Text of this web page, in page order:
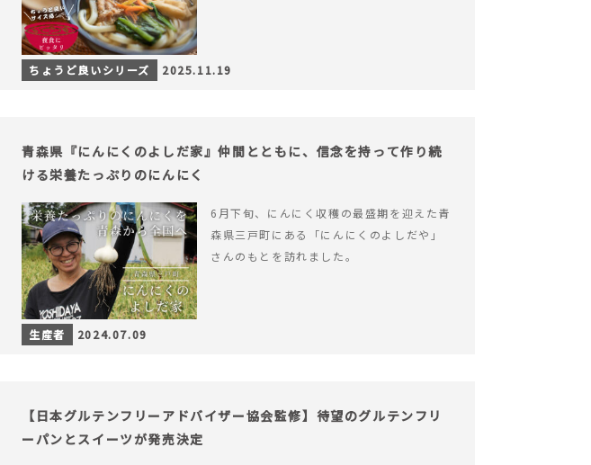
ちょうど良いシリーズ 2025.11.19
青森県『にんにくのよしだ家』仲間とともに、信念を持って作り続
ける栄養たっぷりのにんにく
6月下旬、にんにく収穫の最盛期を迎えた青
森県三戸町にある「にんにくのよしだや」
さんのもとを訪れました。
生産者 2024.07.09
【日本グルテンフリーアドバイザー協会監修】待望のグルテンフリ
ーパンとスイーツが発売決定